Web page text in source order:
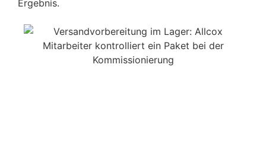
Ergebnis.